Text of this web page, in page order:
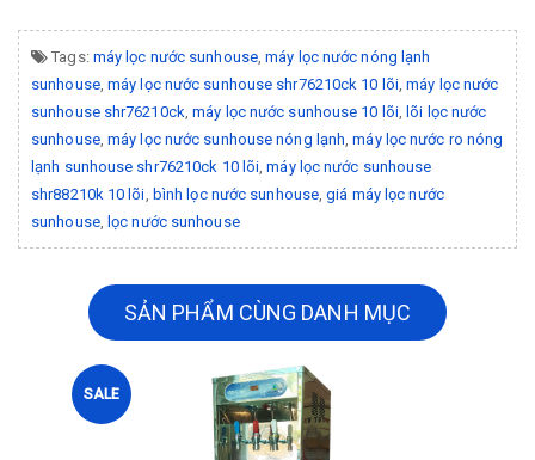
Tags: máy lọc nước sunhouse,máy lọc nước nóng lạnh
sunhouse,máy lọc nước sunhouse shr76210ck 10 lõi,máy lọc nước
sunhouse shr76210ck ,máy lọc nước sunhouse 10 lõi,lõi lọc nước
sunhouse,máy lọc nước sunhouse nóng lạnh ,máy lọc nước ro nóng
lạnh sunhouse shr76210ck 10 lõi ,máy lọc nước sunhouse
shr88210k 10 lõi bình lọc nước sunhouse ,giá máy lọc nước
sunhouse,lọc nước sunhouse
SẢN PHẨM CÙNG DANH MỤC
SALE